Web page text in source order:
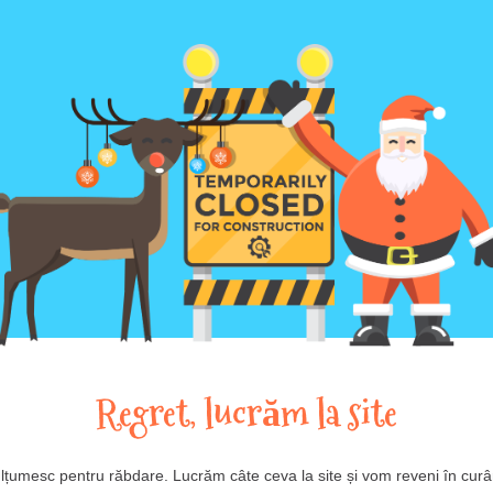
Regret, lucrăm la site
pentru răbdare. Lucrăm câte ceva la site și vom reveni în